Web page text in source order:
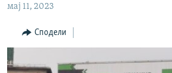
наПРИЈАВИ СЕ ЗА ЊУЗЛЕТЕР
ПОДКАСТ ЗОШТО?
СЛЕДЕТЕ НЕ
мај 11, 2023
Сподели